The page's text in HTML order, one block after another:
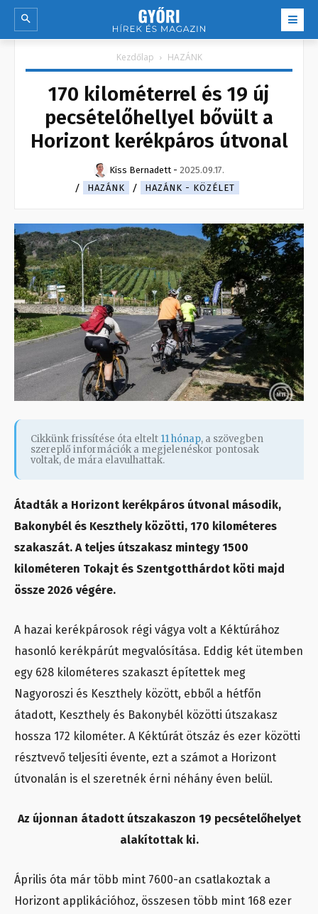
Kezdőlap HAZÁNK
170 kilométerrel és 19 új
pecsételőhellyel bővült a
Horizont kerékpáros útvonal
Kiss Bernadett - 2025.09.17.
HAZÁNK
HAZÁNK - KÖZÉLET
Cikkünk frissítése óta eltelt 11 hónap, a szövegben
szereplő információk a megjelenéskor pontosak
voltak, de mára elavulhattak.
Átadták a Horizont kerékpáros útvonal második,
Bakonybél és Keszthely közötti, 170 kilométeres
szakaszát. A teljes útszakasz mintegy 1500
kilométeren Tokajt és Szentgotthárdot köti majd
össze 2026 végére.
A hazai kerékpárosok régi vágya volt a Kéktúrához
hasonló kerékpárút megvalósítása. Eddig két ütemben
egy 628 kilométeres szakaszt építettek meg
Nagyoroszi és Keszthely között, ebből a hétfőn
átadott, Keszthely és Bakonybél közötti útszakasz
hossza 172 kilométer. A Kéktúrát ötszáz és ezer közötti
résztvevő teljesíti évente, ezt a számot a Horizont
útvonalán is el szeretnék érni néhány éven belül.
Az újonnan átadott útszakaszon 19 pecsételőhelyet
alakítottak ki.
Április óta már több mint 7600-an csatlakoztak a
Horizont applikációhoz, összesen több mint 168 ezer